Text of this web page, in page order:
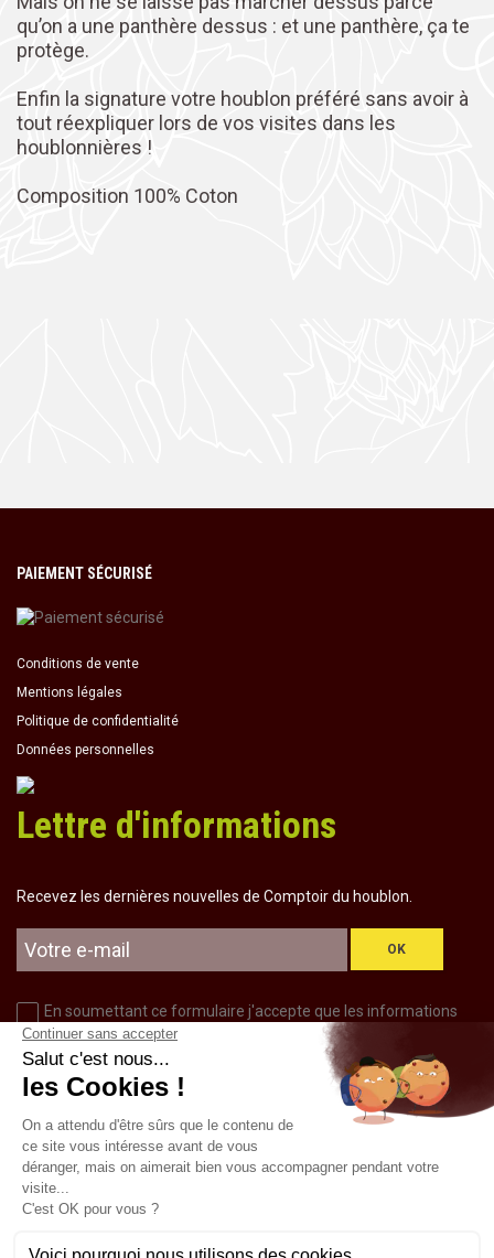
qu’on a une panthère dessus : et une panthère, ça te
protège.
Enfin la signature votre houblon préféré sans avoir à
tout réexpliquer lors de vos visites dans les
houblonnières !
Composition 100% Coton
PAIEMENT SÉCURISÉ
Conditions de vente
Mentions légales
Politique de confidentialité
Données personnelles
Lettre d'informations
Recevez les dernières nouvelles de Comptoir du houblon.
OK
En soumettant ce formulaire j'accepte que les informations
saisies soient utilisées pour m’envoyer la newsletter, dans le
cadre de la relation commerciale qui découle de cette demande
d’inscription.
CONTACTEZ NOUS
03 88 89 08 40
TOUS NOS CONTACTS